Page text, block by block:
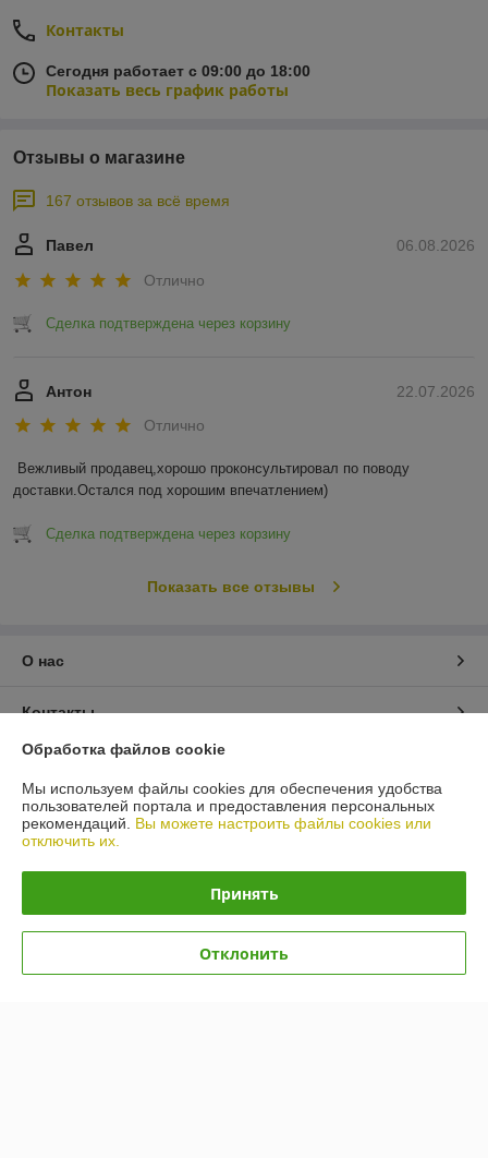
Контакты
Сегодня работает с 09:00 до 18:00
Показать весь график работы
Отзывы о магазине
167 отзывов за всё время
06.08.2026
Павел
Отлично
Сделка подтверждена через корзину
22.07.2026
Антон
Отлично
Вежливый продавец,хорошо проконсультировал по поводу
доставки.Остался под хорошим впечатлением)
Сделка подтверждена через корзину
Показать все отзывы
О нас
Контакты
Доставка и оплата
График работы
Политика обработки cookies
Обработка файлов cookie
Мы используем файлы cookies для обеспечения удобства
пользователей портала и предоставления персональных
рекомендаций. Вы можете настроить файлы cookies или
отключить их.
Принять
Отклонить